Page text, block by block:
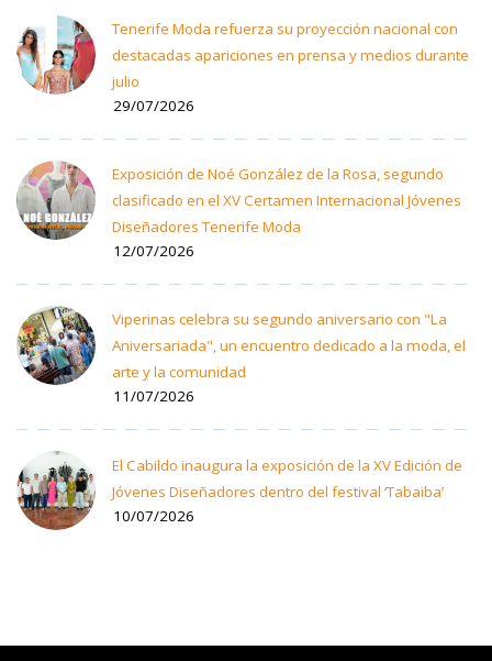
Tenerife Moda refuerza su proyección nacional con
destacadas apariciones en prensa y medios durante
julio
29/07/2026
Exposición de Noé González de la Rosa, segundo
clasificado en el XV Certamen Internacional Jóvenes
Diseñadores Tenerife Moda
12/07/2026
Viperinas celebra su segundo aniversario con "La
Aniversariada", un encuentro dedicado a la moda, el
arte y la comunidad
11/07/2026
El Cabildo inaugura la exposición de la XV Edición de
Jóvenes Diseñadores dentro del festival ‘Tabaiba’
10/07/2026